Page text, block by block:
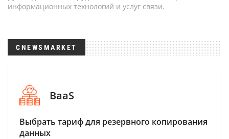
информационных технологий и услуг связи.
CNEWSMARKET
BaaS
Выбрать тариф для резервного копирования
данных